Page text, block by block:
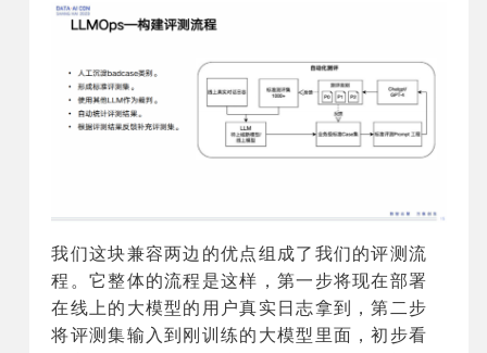
我们这块兼容两边的优点组成了我们的评测流
程。它整体的流程是这样，第一步将现在部署
在线上的大模型的用户真实日志拿到，第二步
将评测集输入到刚训练的大模型里面，初步看